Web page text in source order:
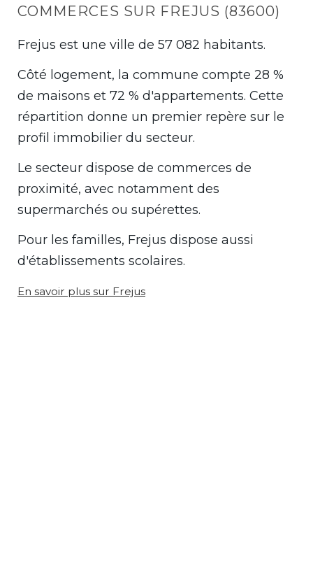
COMMERCES SUR FREJUS (83600)
Frejus est une ville de 57 082 habitants.
Côté logement, la commune compte 28 %
de maisons et 72 % d'appartements. Cette
répartition donne un premier repère sur le
profil immobilier du secteur.
Le secteur dispose de commerces de
proximité, avec notamment des
supermarchés ou supérettes.
Pour les familles, Frejus dispose aussi
d'établissements scolaires.
En savoir plus sur Frejus